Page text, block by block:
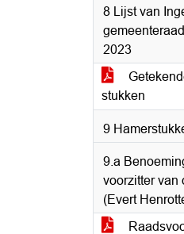
8 Lijst van
2023
stukken
9
9.a
voorzitter van
(Evert